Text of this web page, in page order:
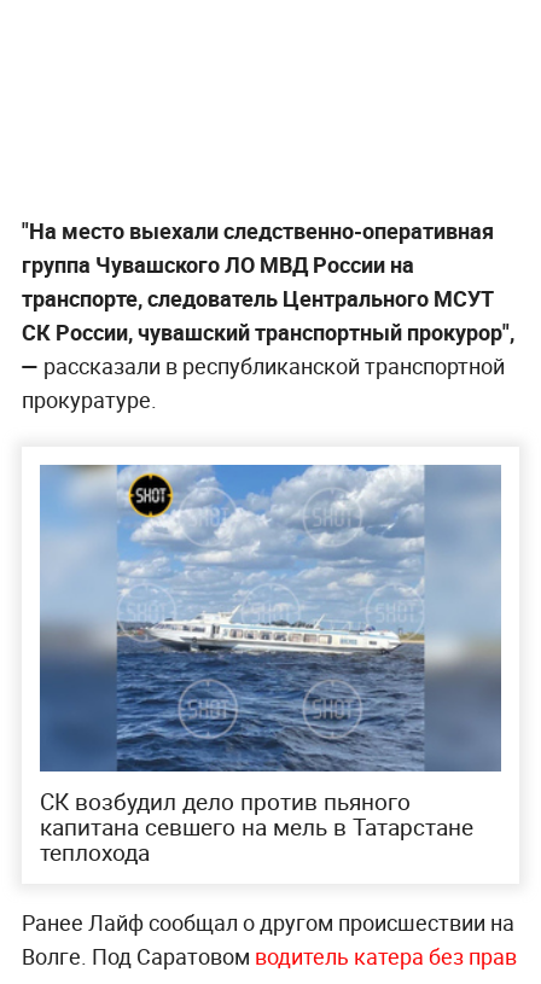
"На место выехали следственно-оперативная
группа Чувашского ЛО МВД России на
транспорте, следователь Центрального МСУТ
СК России, чувашский транспортный прокурор",
— рассказали в республиканской транспортной
прокуратуре.
СК возбудил дело против пьяного
капитана севшего на мель в Татарстане
теплохода
Ранее Лайф сообщал о другом происшествии на
Волге. Под Саратовом водитель катера без прав